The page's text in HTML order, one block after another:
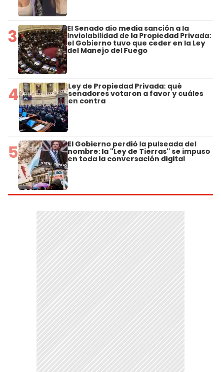
3 El Senado dio media sanción a la
Inviolabilidad de la Propiedad Privada:
el Gobierno tuvo que ceder en la Ley
del Manejo del Fuego
4 Ley de Propiedad Privada: qué
senadores votaron a favor y cuáles
en contra
5 El Gobierno perdió la pulseada del
nombre: la "Ley de Tierras" se impuso
en toda la conversación digital